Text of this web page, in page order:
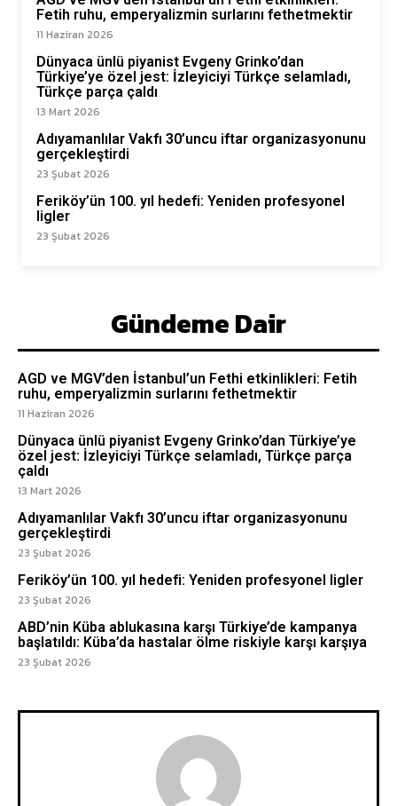
Fetih ruhu, emperyalizmin surlarını fethetmektir
11 Haziran 2026
Dünyaca ünlü piyanist Evgeny Grinko’dan
Türkiye’ye özel jest: İzleyiciyi Türkçe selamladı,
Türkçe parça çaldı
13 Mart 2026
Adıyamanlılar Vakfı 30’uncu iftar organizasyonunu
gerçekleştirdi
23 Şubat 2026
Feriköy’ün 100. yıl hedefi: Yeniden profesyonel
ligler
23 Şubat 2026
Gündeme Dair
AGD ve MGV’den İstanbul’un Fethi etkinlikleri: Fetih
ruhu, emperyalizmin surlarını fethetmektir
11 Haziran 2026
Dünyaca ünlü piyanist Evgeny Grinko’dan Türkiye’ye
özel jest: İzleyiciyi Türkçe selamladı, Türkçe parça
çaldı
13 Mart 2026
Adıyamanlılar Vakfı 30’uncu iftar organizasyonunu
gerçekleştirdi
23 Şubat 2026
Feriköy’ün 100. yıl hedefi: Yeniden profesyonel ligler
23 Şubat 2026
ABD’nin Küba ablukasına karşı Türkiye’de kampanya
başlatıldı: Küba’da hastalar ölme riskiyle karşı karşıya
23 Şubat 2026